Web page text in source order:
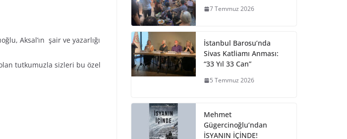
Aksal’ın şair ve yazarlığı
tutkumuzla sizleri bu özel
7 Temmuz 2026
İstanbul Barosu’nda
Sivas Katliamı Anması:
“33 Yıl 33 Can”
5 Temmuz 2026
Mehmet
Gügercinoğlu’ndan
İSYANIN İÇİNDE!